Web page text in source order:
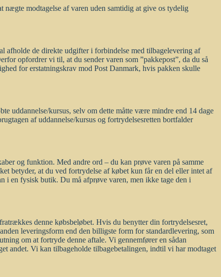
modtagelse af varen uden samtidig at give os tydelig
afholde de direkte udgifter i forbindelse med tilbagelevering af
opfordrer vi til, at du sender varen som ”pakkepost”, da du så
for erstatningskrav mod Post Danmark, hvis pakken skulle
uddannelse/kursus, selv om dette måtte være mindre end 14 dage
af uddannelse/kursus og fortrydelsesretten bortfalder
og funktion. Med andre ord – du kan prøve varen på samme
betyder, at du ved fortrydelse af købet kun får en del eller intet af
i en fysisk butik. Du må afprøve varen, men ikke tage den i
denne købsbeløbet. Hvis du benytter din fortrydelsesret,
leveringsform end den billigste form for standardlevering, som
om at fortryde denne aftale. Vi gennemfører en sådan
andet. Vi kan tilbageholde tilbagebetalingen, indtil vi har modtaget